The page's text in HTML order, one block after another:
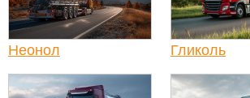
Неонол Гликоль